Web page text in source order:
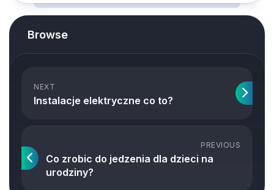
Browse
NEXT
Instalacje elektryczne co to?
PREVIOUS
Co zrobic do jedzenia dla dzieci na
urodziny?